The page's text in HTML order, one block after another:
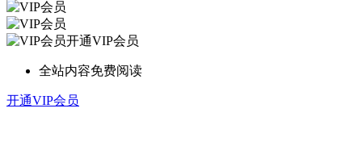
开通VIP会员
全站内容免费阅读
开通VIP会员